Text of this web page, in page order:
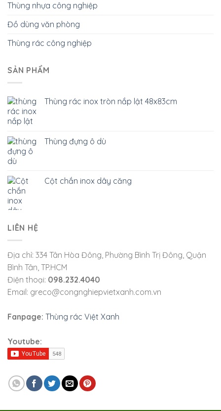
Thùng nhựa công nghiệp
Đồ dùng văn phòng
Thùng rác công nghiệp
SẢN PHẨM
Thùng rác inox tròn nắp lật 48x83cm
Thùng đựng ô dù
Cột chắn inox dây căng
LIÊN HỆ
Địa chỉ: 334 Tân Hòa Đông, Phường Bình Trị Đông, Quận
Bình Tân, TP.HCM
Điện thoại: 098.232.4040
Email: greco@congnghiepvietxanh.com.vn
Fanpage: Thùng rác Việt Xanh
Youtube: